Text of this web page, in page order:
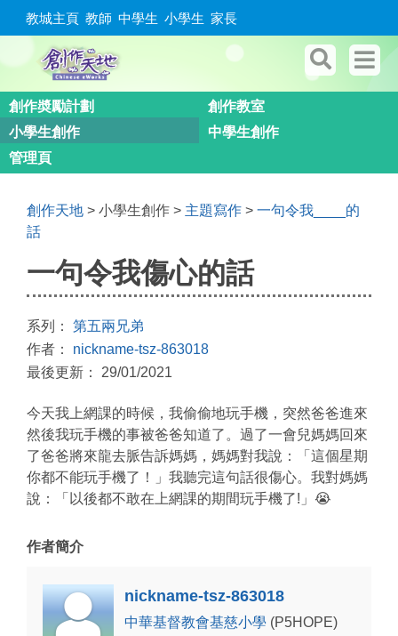
教城主頁 教師 中學生 小學生 家長
創作奬勵計劃
創作教室
小學生創作
中學生創作
管理頁
創作天地 > 小學生創作 > 主題寫作 > 一句令我____的
話
一句令我傷心的話
系列： 第五兩兄弟
作者： nickname-tsz-863018
最後更新： 29/01/2021
今天我上網課的時候，我偷偷地玩手機，突然爸爸進來
然後我玩手機的事被爸爸知道了。過了一會兒媽媽回來
了爸爸將來龍去脈告訴媽媽，媽媽對我說：「這個星期
你都不能玩手機了！」我聽完這句話很傷心。我對媽媽
說：「以後都不敢在上網課的期間玩手機了!」😭
作者簡介
nickname-tsz-863018
中華基督教會基慈小學 (P5HOPE)